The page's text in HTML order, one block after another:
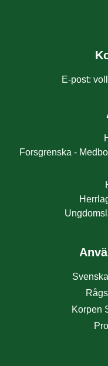
E-post:
Forsgrenska -
Korpen